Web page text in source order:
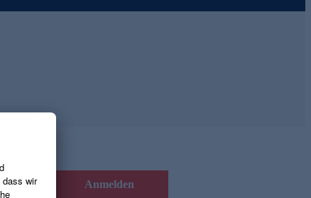
Anmelden